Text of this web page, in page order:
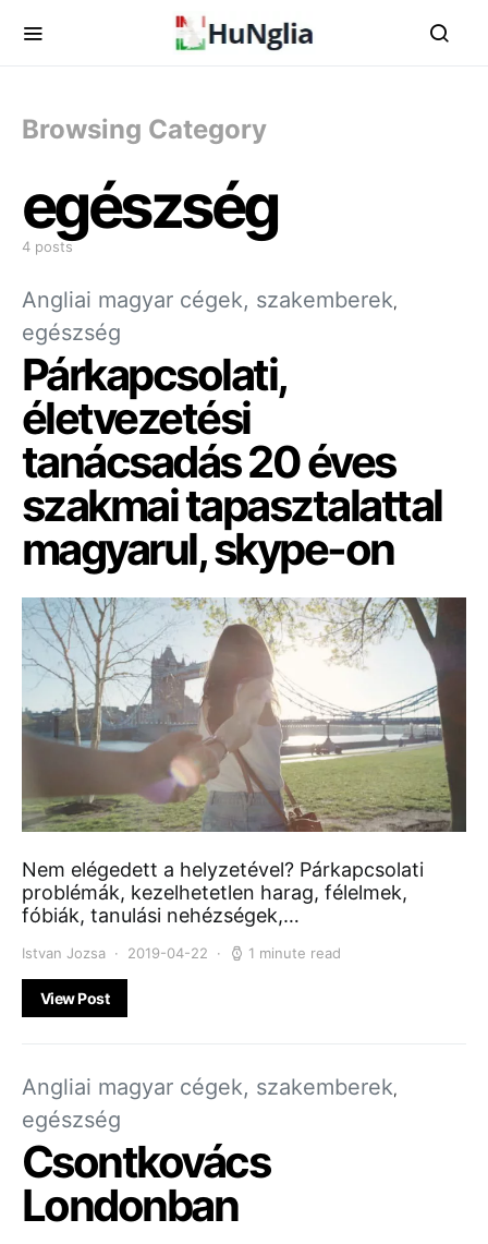
Browsing Category
egészség
4 posts
Angliai magyar cégek, szakemberek
egészség
Párkapcsolati,
életvezetési
tanácsadás 20 éves
szakmai tapasztalattal
magyarul, skype-on
Nem elégedett a helyzetével? Párkapcsolati
problémák, kezelhetetlen harag, félelmek,
fóbiák, tanulási nehézségek,…
Istvan Jozsa 2019-04-22 1 minute read
View Post
Angliai magyar cégek, szakemberek
egészség
Csontkovács
Londonban